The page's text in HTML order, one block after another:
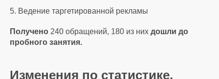
5. Ведение таргетированной рекламы
Получено 240 обращений, 180 из них дошли до
пробного занятия.
Изменения по статистике.